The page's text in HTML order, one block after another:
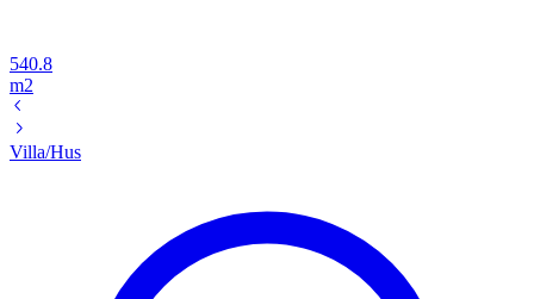
540.8
m2
Villa/Hus